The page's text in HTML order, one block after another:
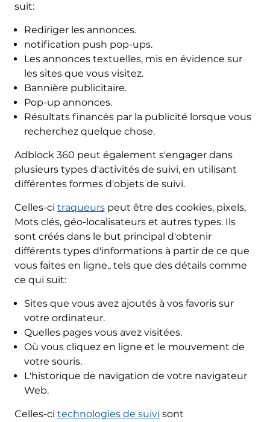
suit:
Rediriger les annonces.
notification push pop-ups.
Les annonces textuelles, mis en évidence sur
les sites que vous visitez.
Bannière publicitaire.
Pop-up annonces.
Résultats financés par la publicité lorsque vous
recherchez quelque chose.
Adblock 360 peut également s'engager dans
plusieurs types d'activités de suivi, en utilisant
différentes formes d'objets de suivi.
Celles-ci traqueurspeut être des cookies, pixels,
Mots clés, géo-localisateurs et autres types. Ils
sont créés dans le but principal d'obtenir
différents types d'informations à partir de ce que
vous faites en ligne., tels que des détails comme
ce qui suit:
Sites que vous avez ajoutés à vos favoris sur
votre ordinateur.
Quelles pages vous avez visitées.
Où vous cliquez en ligne et le mouvement de
votre souris.
L'historique de navigation de votre navigateur
Web.
Celles-ci technologies de suivi sont